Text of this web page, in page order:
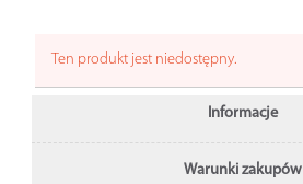
Ten produkt jest niedostępny.
Informacje
Warunki zakupów